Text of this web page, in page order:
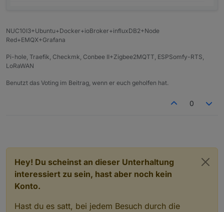
NUC10I3+Ubuntu+Docker+ioBroker+influxDB2+Node
Red+EMQX+Grafana
Pi-hole, Traefik, Checkmk, Conbee II+Zigbee2MQTT, ESPSomfy-RTS,
LoRaWAN
Benutzt das Voting im Beitrag, wenn er euch geholfen hat.
0
Hey! Du scheinst an dieser Unterhaltung
interessiert zu sein, hast aber noch kein
Konto.
Hast du es satt, bei jedem Besuch durch die